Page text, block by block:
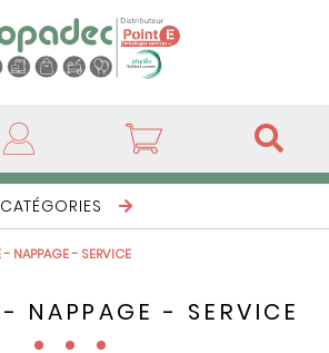
- NAPPAGE - SERVICE
- NAPPAGE - SERVICE